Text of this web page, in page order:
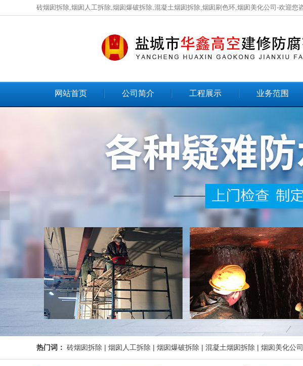
砖烟囱拆除,烟囱人工拆除,烟囱爆破拆除,混凝土烟囱拆除,烟囱刷色环,烟囱美化公司-欢迎您
网站首页 公司简介 工程展示 业务范围
热门词： 砖烟囱拆除 | 烟囱人工拆除 | 烟囱爆破拆除 | 混凝土烟囱拆除 | 烟囱美化公司